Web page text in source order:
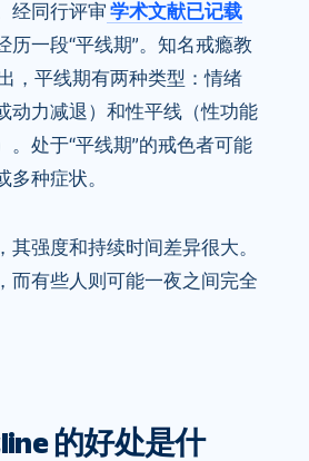
经同行评审 学术文献已记载
历一段“平线期”。知名戒瘾教
，平线期有两种类型：情绪
动力减退）和性平线（性功能
。处于“平线期”的戒色者可能
多种症状。
其强度和持续时间差异很大。
而有些人则可能一夜之间完全
的好处是什